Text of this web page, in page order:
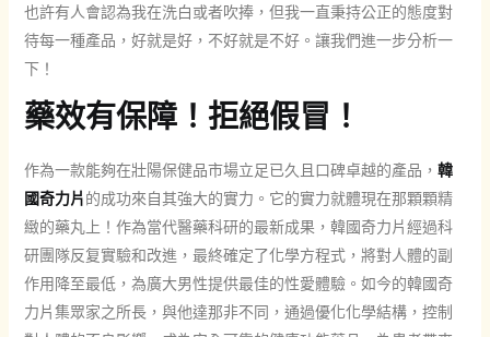
也許有人會認為我在洗白或者吹捧，但我一直秉持公正的態度對
待每一種產品，好就是好，不好就是不好。讓我們進一步分析一
下！
藥效有保障！拒絕假冒！
作為一款能夠在壯陽保健品市場立足已久且口碑卓越的產品， 韓
國奇力片的成功來自其強大的實力。它的實力就體現在那顆顆精
緻的藥丸上！作為當代醫藥科研的最新成果，韓國奇力片經過科
研團隊反复實驗和改進，最終確定了化學方程式，將對人體的副
作用降至最低，為廣大男性提供最佳的性愛體驗。如今的韓國奇
力片集眾家之所長，與他達那非不同，通過優化化學結構，控制